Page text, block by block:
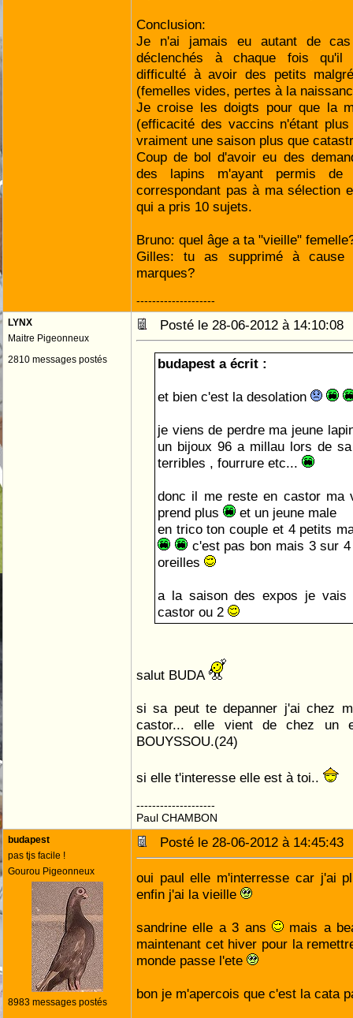
Conclusion:
Je n'ai jamais eu autant de
déclenchés à chaque fois qu'il
difficulté à avoir des petits
(femelles vides, pertes à la
Je croise les doigts pour que la
(efficacité des vaccins n'étant
vraiment une saison plus que
Coup de bol d'avoir eu des
des lapins m'ayant permis
correspondant pas à ma sélection
qui a pris 10 sujets.
Bruno: quel âge a ta "vieille"
Gilles: tu as supprimé à
marques?
--------------------
LYNX
Maitre Pigeonneux
2810 messages postés
Posté le 28-06-2012 à
budapest a écrit :
et bien c'est la desolation
je viens de perdre ma jeune
un bijoux 96 a millau lors de
terribles , fourrure etc...
donc il me reste en castor ma
prend plus
et un jeune male
en trico ton couple et 4 petits
c'est pas bon mais 3 sur
oreilles
a la saison des expos je vais
castor ou 2
salut BUDA
si sa peut te depanner j'ai chez
castor... elle vient de chez un
BOUYSSOU.(24)
si elle t'interesse elle est à toi..
--------------------
Paul CHAMBON
budapest
pas tjs facile !
Gourou Pigeonneux
8983 messages postés
Posté le 28-06-2012 à
oui paul elle m'interresse car j'ai
enfin j'ai la vieille
sandrine elle a 3 ans
mais a
maintenant cet hiver pour la
monde passe l'ete
bon je m'apercois que c'est la cata